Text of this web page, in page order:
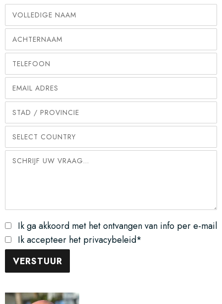
Ik ga akkoord met het ontvangen van info per e-mail
Ik accepteer het privacybeleid*